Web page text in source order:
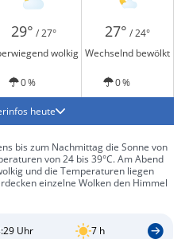
29° / 27° 27° / 24°
wolkig Wechselnd bewölkt
0 % 0 %
heute
bis zum Nachmittag die Sonne von
von 24 bis 39°C. Am Abend
und die Temperaturen liegen
einzelne Wolken den Himmel
Uhr 7 h